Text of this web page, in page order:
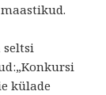
seltsi
külade